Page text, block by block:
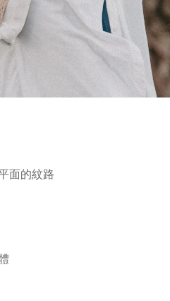
面的紋路